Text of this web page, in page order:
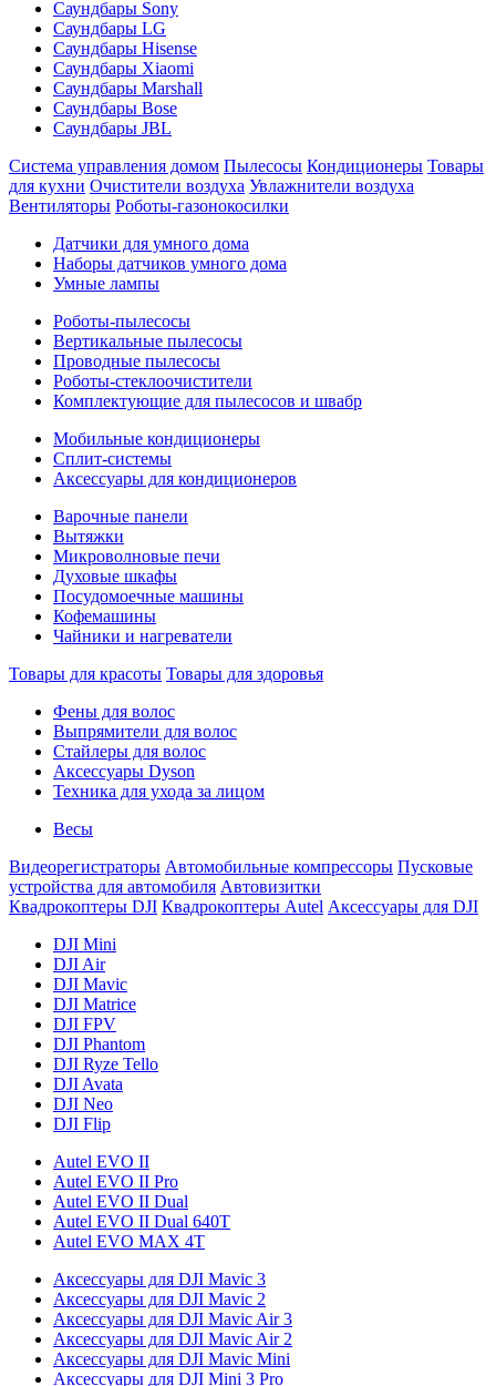
Саундбары Sony
Саундбары LG
Саундбары Hisense
Саундбары Xiaomi
Саундбары Marshall
Саундбары Bose
Саундбары JBL
Система управления домом Пылесосы Кондиционеры Товары
для кухни Очистители воздуха Увлажнители воздуха
Вентиляторы Роботы-газонокосилки
Датчики для умного дома
Наборы датчиков умного дома
Умные лампы
Роботы-пылесосы
Вертикальные пылесосы
Проводные пылесосы
Роботы-стеклоочистители
Комплектующие для пылесосов и швабр
Мобильные кондиционеры
Сплит-системы
Аксессуары для кондиционеров
Варочные панели
Вытяжки
Микроволновые печи
Духовые шкафы
Посудомоечные машины
Кофемашины
Чайники и нагреватели
Товары для красоты Товары для здоровья
Фены для волос
Выпрямители для волос
Стайлеры для волос
Аксессуары Dyson
Техника для ухода за лицом
Весы
Видеорегистраторы Автомобильные компрессоры Пусковые
устройства для автомобиля Автовизитки
Квадрокоптеры DJI Квадрокоптеры Autel Аксессуары для DJI
DJI Mini
DJI Air
DJI Mavic
DJI Matrice
DJI FPV
DJI Phantom
DJI Ryze Tello
DJI Avata
DJI Neo
DJI Flip
Autel EVO II
Autel EVO II Pro
Autel EVO II Dual
Autel EVO II Dual 640T
Autel EVO MAX 4T
Аксессуары для DJI Mavic 3
Аксессуары для DJI Mavic 2
Аксессуары для DJI Mavic Air 3
Аксессуары для DJI Mavic Air 2
Аксессуары для DJI Mavic Mini
Аксессуары для DJI Mini 3 Pro